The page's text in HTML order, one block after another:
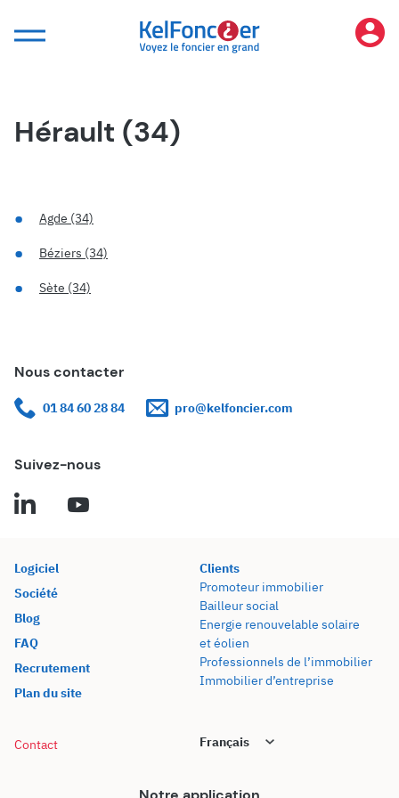
Hérault (34)
Agde (34)
Béziers (34)
Sète (34)
Nous contacter
01 84 60 28 84 pro@kelfoncier.com
Suivez-nous
Logiciel
Société
Blog
FAQ
Recrutement
Plan du site
Clients
Promoteur immobilier
Bailleur social
Energie renouvelable solaire
et éolien
Professionnels de l’immobilier
Immobilier d’entreprise
Contact